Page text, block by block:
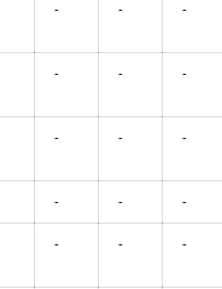
- - -
- - -
- - -
- - -
- - -